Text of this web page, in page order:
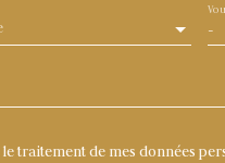
-
traitement de mes données